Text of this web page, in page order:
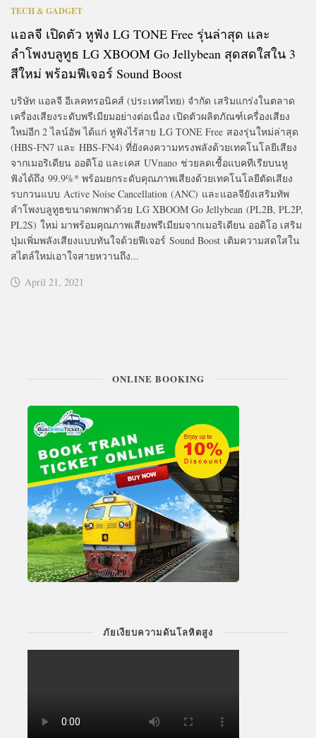
TECH & GADGET
แอลจี เปิดตัว หูฟัง LG TONE Free รุ่นล่าสุด และ
ลำโพงบลูทูธ LG XBOOM Go Jellybean สุดสดใสใน 3
สีใหม่ พร้อมฟีเจอร์ Sound Boost
บริษัท แอลจี อีเลคทรอนิคส์ (ประเทศไทย) จำกัด เสริมแกร่งในตลาด
เครื่องเสียงระดับพรีเมียมอย่างต่อเนื่อง เปิดตัวผลิตภัณฑ์เครื่องเสียง
ใหม่อีก 2 ไลน์อัพ ได้แก่ หูฟังไร้สาย LG TONE Free สองรุ่นใหม่ล่าสุด
(HBS-FN7 และ HBS-FN4) ที่ยังคงความทรงพลังด้วยเทคโนโลยีเสียง
จากเมอริเดียน ออดิโอ และเคส UVnano ช่วยลดเชื้อแบคทีเรียบนหู
ฟังได้ถึง 99.9%* พร้อมยกระดับคุณภาพเสียงด้วยเทคโนโลยีตัดเสียง
รบกวนแบบ Active Noise Cancellation (ANC) และแอลจียังเสริมทัพ
ลำโพงบลูทูธขนาดพกพาด้วย LG XBOOM Go Jellybean (PL2B, PL2P,
PL2S) ใหม่ มาพร้อมคุณภาพเสียงพรีเมียมจากเมอริเดียน ออดิโอ เสริม
ปุ่มเพิ่มพลังเสียงแบบทันใจด้วยฟีเจอร์ Sound Boost เติมความสดใสใน
สไตล์ใหม่เอาใจสายหวานถึง...
April 21, 2021
ONLINE BOOKING
ภัยเงียบความดันโลหิตสูง